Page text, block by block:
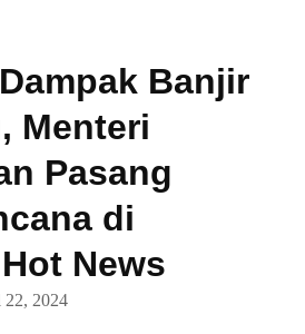
Banjir
Menteri
Pasang
di
News
2024